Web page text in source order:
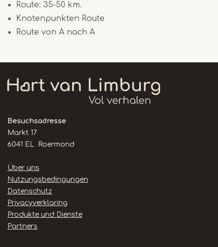
Route: 35-50 km.
Knotenpunkten Route
Route von A nach A
Besuchsadresse
Markt 17
6041 EL Roermond
Handige
links
Über uns
Nutzungsbedingungen
Datenschutz
Privacyverklaring
Produkte und Dienste
Partners